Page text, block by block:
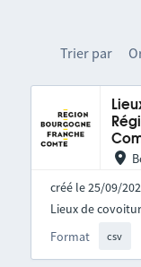
Trier par
créé le 25/09/
Format csv
Lieux de